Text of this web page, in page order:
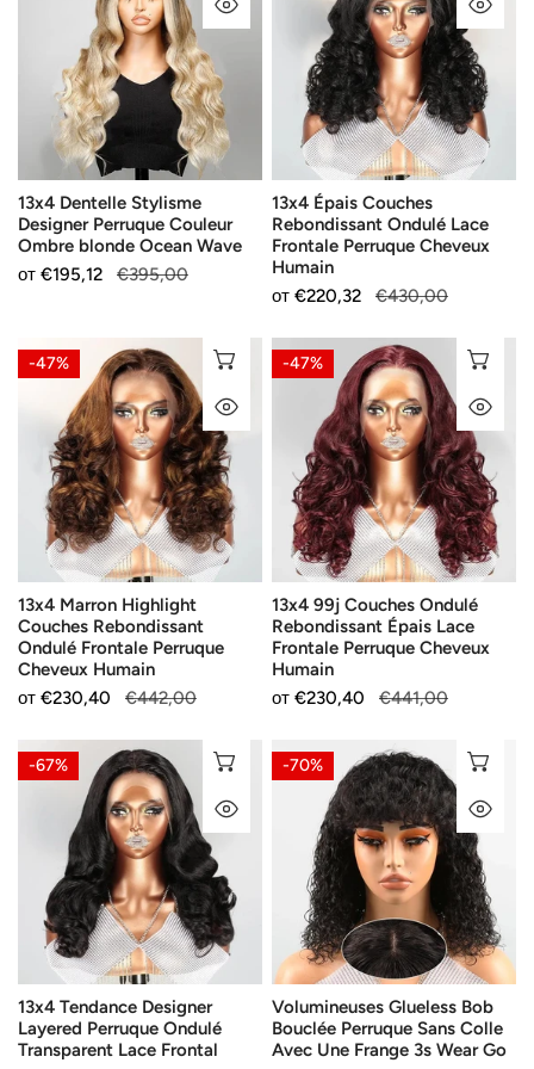
Perruque
Couleur
Ombre
blonde
Ocean
Wave
13x4 Dentelle Stylisme
Designer Perruque Couleur
Ombre blonde Ocean Wave
Продажна
от €195,12
Редовна
€395,00
Couches
Rebondissant
Ondulé
Lace
Frontale
Perruque
Cheveux
Humain
13x4 Épais Couches
Rebondissant Ondulé Lace
Frontale Perruque Cheveux
Humain
Продажна
от €220,32
Редовна
€430,00
13x4
Marron
Highlight
Couches
Rebondissant
Ondulé
Frontale
Perruque
Cheveux
Humain
-47% ИЗБЕРЕТЕ ОПЦИИ
БЪРЗ ПОГЛЕД
13x4 Marron Highlight
Couches Rebondissant
Ondulé Frontale Perruque
Cheveux Humain
Продажна
от €230,40
Редовна
€442,00
13x4
99j
Couches
Ondulé
Rebondissant
Épais
Lace
Frontale
Perruque
Cheveux
Humain
-47%
13x4 99j Couches Ondulé
Rebondissant Épais Lace
Frontale Perruque Cheveux
Humain
Продажна
от €230,40
Редовна
€441,00
13x4
Tendance
Designer
Layered
Perruque
Ondulé
Transparent
Lace
Frontal
-67% ИЗБЕРЕТЕ ОПЦИИ
БЪРЗ ПОГЛЕД
13x4 Tendance Designer
Layered Perruque Ondulé
Transparent Lace Frontal
Volumineuses
Glueless
Bouclée
Perruque
Sans
Colle
Avec
Une
Frange
3s
-70%
Volumineuses Glueless Bob
Bouclée Perruque Sans Colle
Avec Une Frange 3s Wear Go